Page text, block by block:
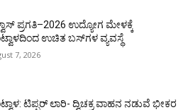
ಪ್ರಗತಿ–2026 ಉದ್ಯೋಗ ಮೇಳಕ್ಕೆ
ಉಚಿತ ಬಸ್‌ಗಳ ವ್ಯವಸ್ಥೆ
7, 2026
ಟಿಪ್ಪರ್ ಲಾರಿ- ದ್ವಿಚಕ್ರ ವಾಹನ ನಡುವೆ ಭೀಕರ